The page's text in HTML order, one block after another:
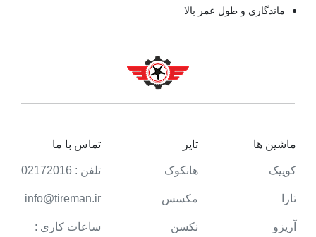
ماندگاری و طول عمر بالا
ماشین ها
کوییک
تارا
آریزو
تایر
هانکوک
مکسس
نکسن
تماس با ما
تلفن : 02172016
info@tireman.ir
ساعات کاری :